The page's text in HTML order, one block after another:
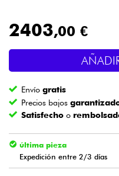
Luces
Batería y percusión
Vientos
Niños
2403,00 €
Envíogratis
Precios bajos
Satisfecho o
última pieza
Expedición entre 2/3 días